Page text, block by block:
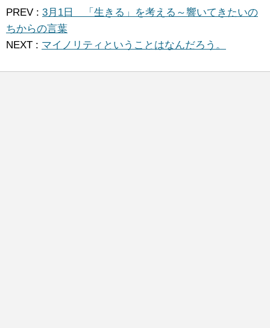
PREV : 3月1日 「生きる」を考える～響いてきたいの
ちからの言葉
NEXT : マイノリティということはなんだろう。